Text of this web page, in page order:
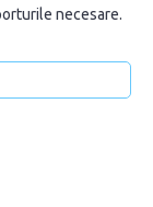
necesare.